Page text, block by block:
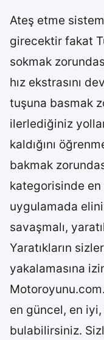
Ateş etme
girecektir fakat
sokmak
hız ekstrasını
tuşuna basmak
ilerlediğiniz
kaldığını
bakmak
kategorisinde
uygulamada
savaşmalı,
Yaratıkların
yakalamasına
en güncel, en
bulabilirsiniz.